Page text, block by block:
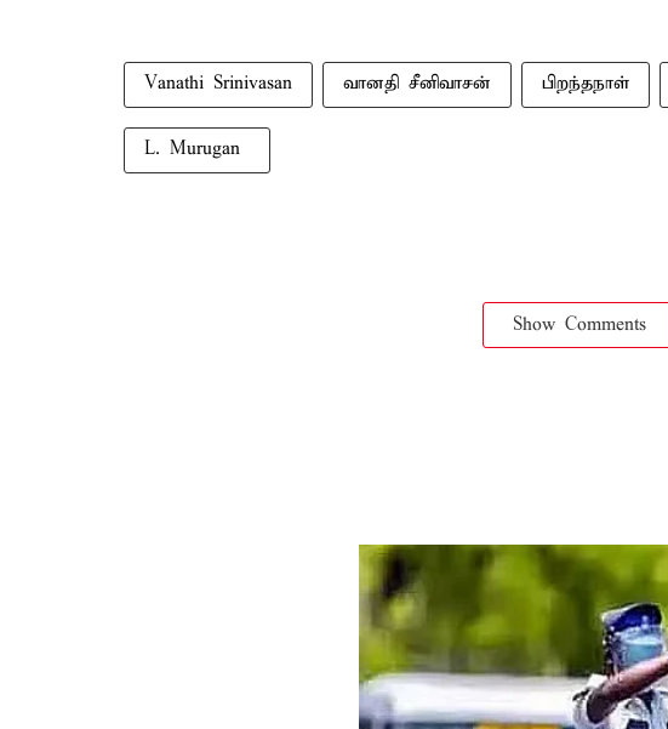
Vanathi Srinivasan வானதி சீனிவாசன் பிறந்தநாள்
L. Murugan ​
Show Comments